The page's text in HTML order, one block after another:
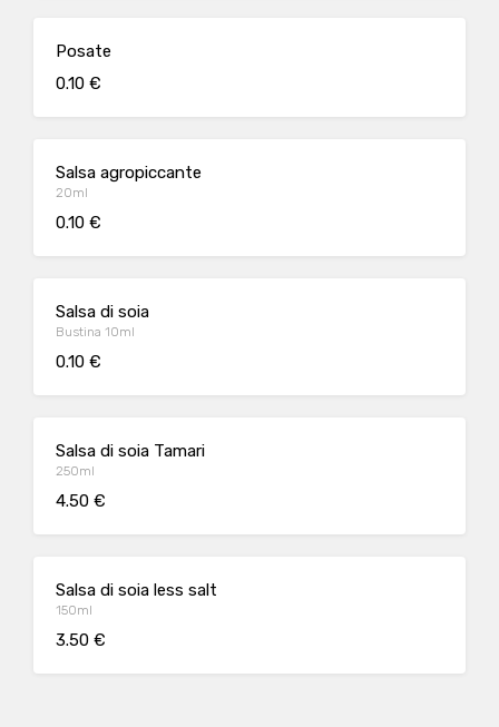
Posate
0.10 €
Salsa agropiccante
20ml
0.10 €
Salsa di soia
Bustina 10ml
0.10 €
Salsa di soia Tamari
250ml
4.50 €
Salsa di soia less salt
150ml
3.50 €